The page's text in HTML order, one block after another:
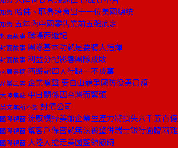
知識 哈佛、耶魯培育出十一位美國總統
知識 五年內中國零售業前五強底定
封面故事 職場西遊記
封面故事 團隊基本功就是要聽人指揮
封面故事 利益分配影響團隊成敗
商周書摘 西遊記四人行缺一不成事
產業風雲 企業嗆聲 要自由競爭國防役男員額
大陸焦點 中日關係因台灣而緊張
英文無所不談 討債公司
國際視窗 流感橫掃美加企業生產力將損失六千五百億
國際視窗 幫客戶保密就無法被整併瑞士銀行面臨兩難
國際視窗 大陸人搶走美國藍領飯碗